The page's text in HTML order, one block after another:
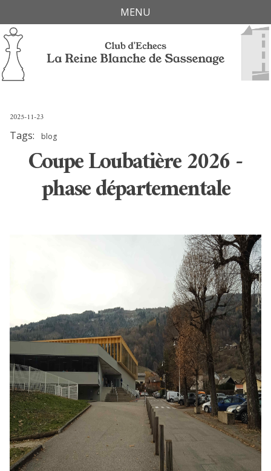
links
to
primary
navigation
to
content
to
footer
MENU
2025-11-23
Tags:
blog
Coupe Loubatière 2026 -
phase départementale